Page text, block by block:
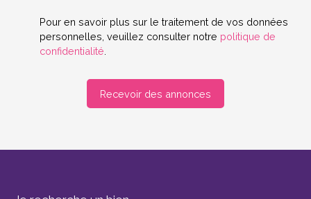
Pour en savoir plus sur le traitement de vos données
personnelles, veuillez consulter notre politique de
confidentialité
Recevoir des annonces